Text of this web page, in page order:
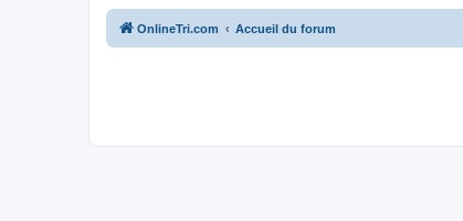
OnlineTri.com Accueil du forum